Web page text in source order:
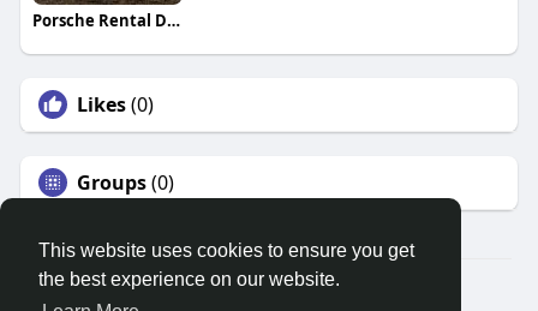
This website uses cookies to ensure you get
the best experience on our website.
Porsche Rental Dubai
Likes(0)
Groups(0)
© 2026 Search God Quotes